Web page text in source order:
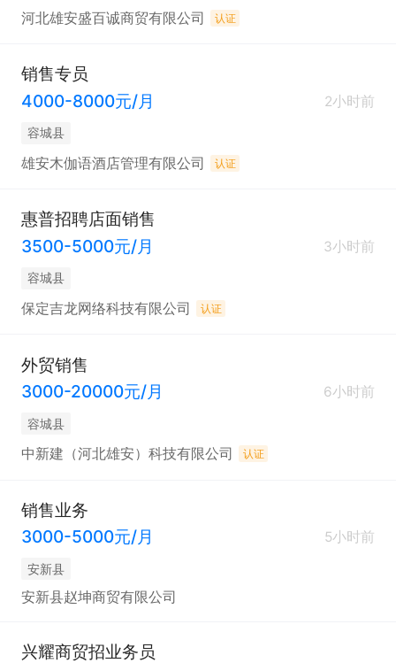
河北雄安盛百诚商贸有限公司 认证
销售专员
4000-8000元/月
2小时前
容城县
雄安木伽语酒店管理有限公司 认证
惠普招聘店面销售
3500-5000元/月
3小时前
容城县
保定吉龙网络科技有限公司 认证
外贸销售
3000-20000元/月
6小时前
容城县
中新建（河北雄安）科技有限公司 认证
销售业务
3000-5000元/月
5小时前
安新县
安新县赵坤商贸有限公司
兴耀商贸招业务员